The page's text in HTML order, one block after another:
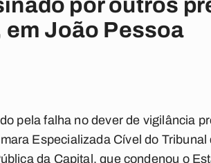
por outros
em João Pessoa
pela falha no dever de vigilância
Especializada Cível do
da Capital, que condenou o